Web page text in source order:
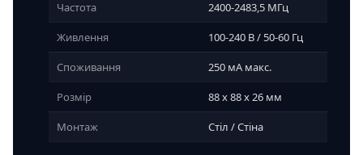
Частота 2400-2483,5 МГц
Живлення 100-240 В / 50-60 Гц
Споживання 250 мА макс.
Розмір 88 x 88 x 26 мм
Монтаж Стіл / Стіна